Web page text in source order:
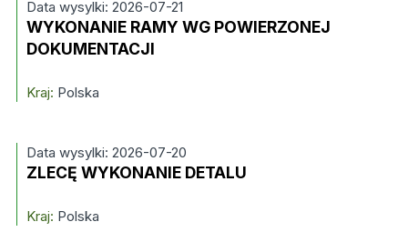
Data wysylki: 2026-07-21
WYKONANIE RAMY WG POWIERZONEJ
DOKUMENTACJI
Kraj: Polska
Data wysylki: 2026-07-20
ZLECĘ WYKONANIE DETALU
Kraj: Polska